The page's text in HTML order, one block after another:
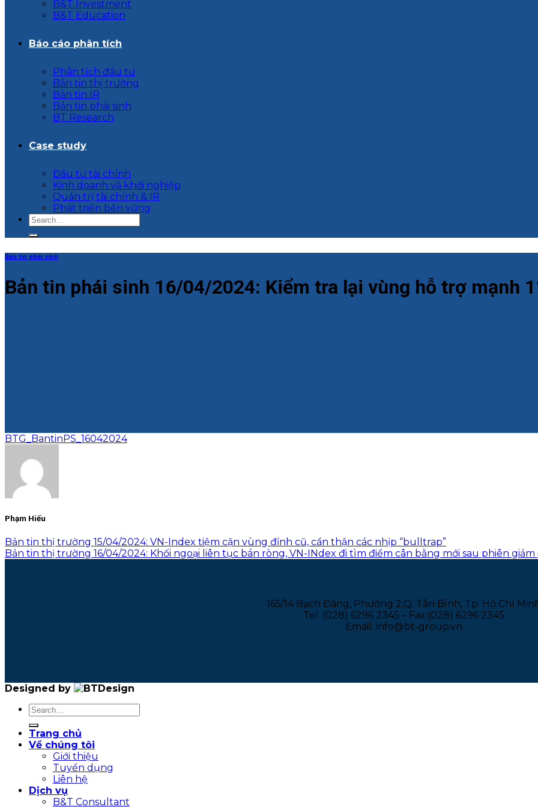
B&T Investment
B&T Education
Báo cáo phân tích
Phân tích đầu tư
Bản tin thị trường
Bản tin IR
Bản tin phái sinh
BT Research
Case study
Đầu tư tài chính
Kinh doanh và khởi nghiệp
Quản trị tài chính & IR
Phát triển bền vững
Bản tin phái sinh
Bản tin phái sinh 16/04/2024: Kiểm tra lại vùng hỗ trợ mạnh
BTG_BantinPS_16042024
Phạm Hiếu
Bản tin thị trường 15/04/2024: VN-Index tiệm cận vùng đỉnh cũ, cẩn thận các nhịp “bulltrap”
Bản tin thị trường 16/04/2024: Khối ngoại liên tục bán ròng, VN-INdex đi tìm điểm cân bằng mới sau phiên giảm
165/14 Bạch Đằng, Phường 2,Q. Tân Bình, Tp. Hồ Chí
Tel: (028) 6296 2345 – Fax:(028) 6296 2345
Email: info@bt-group.vn
Designed by
Trang chủ
Về chúng tôi
Giới thiệu
Tuyển dụng
Liên hệ
Dịch vụ
B&T Consultant